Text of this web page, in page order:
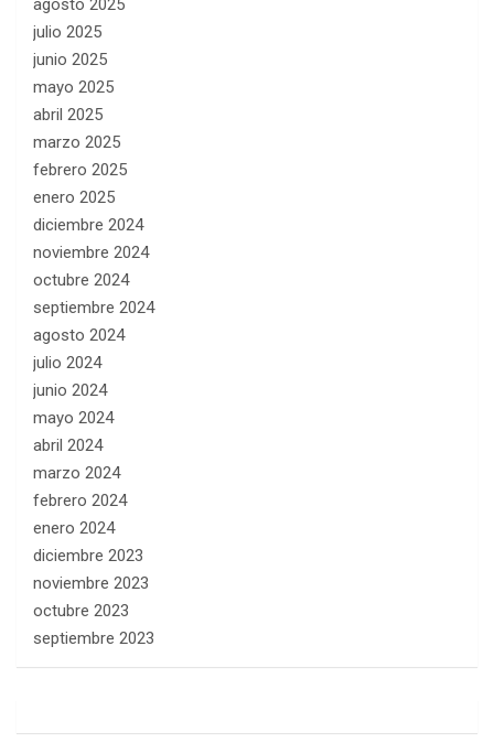
julio 2025
junio 2025
mayo 2025
abril 2025
marzo 2025
febrero 2025
enero 2025
diciembre 2024
noviembre 2024
octubre 2024
septiembre 2024
agosto 2024
julio 2024
junio 2024
mayo 2024
abril 2024
marzo 2024
febrero 2024
enero 2024
diciembre 2023
noviembre 2023
octubre 2023
septiembre 2023